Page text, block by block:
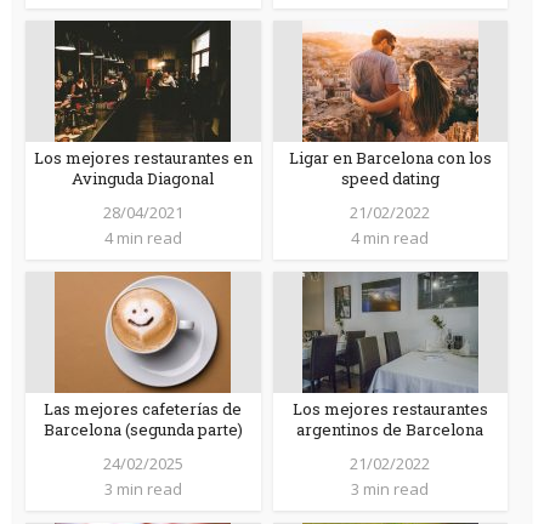
Los mejores restaurantes en
Avinguda Diagonal
28/04/2021
4 min read
Ligar en Barcelona con los
speed dating
21/02/2022
4 min read
Las mejores cafeterías de
Barcelona (segunda parte)
24/02/2025
3 min read
Los mejores restaurantes
argentinos de Barcelona
21/02/2022
3 min read